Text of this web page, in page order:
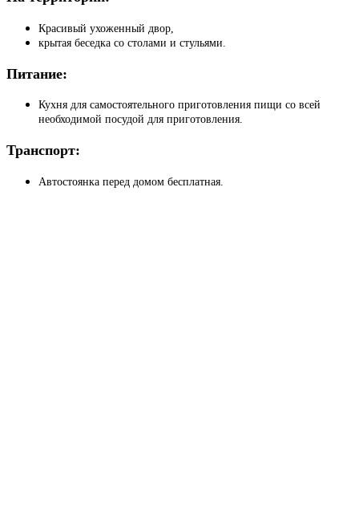
Красивый ухоженный двор,
крытая беседка со столами и стульями.
Питание:
Кухня для самостоятельного приготовления пищи со всей
необходимой посудой для приготовления.
Транспорт:
Автостоянка перед домом бесплатная.